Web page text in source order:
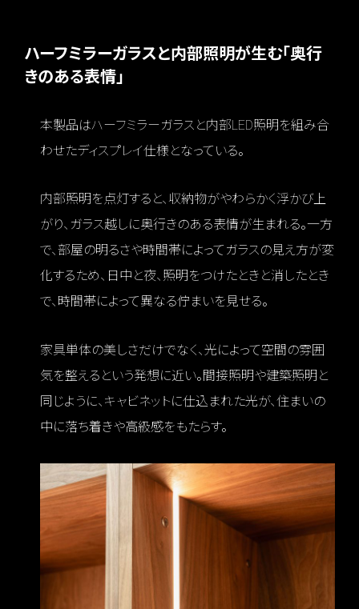
ハーフミラーガラスと内部照明が生む「奥行
きのある表情」
本製品はハーフミラーガラスと内部LED照明を組み合
わせたディスプレイ仕様となっている。
内部照明を点灯すると、収納物がやわらかく浮かび上
がり、ガラス越しに奥行きのある表情が生まれる。一方
で、部屋の明るさや時間帯によってガラスの見え方が変
化するため、日中と夜、照明をつけたときと消したとき
で、時間帯によって異なる佇まいを見せる。
家具単体の美しさだけでなく、光によって空間の雰囲
気を整えるという発想に近い。間接照明や建築照明と
同じように、キャビネットに仕込まれた光が、住まいの
中に落ち着きや高級感をもたらす。